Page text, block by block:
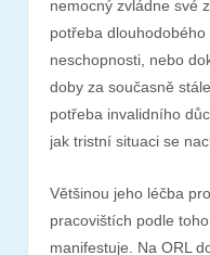
nemocný zvládne své
potřeba
neschopnosti, nebo
doby za současně
potřeba invalidního
jak tristní situaci se
Většinou jeho léčba
pracovištích podle
manifestuje. Na ORL